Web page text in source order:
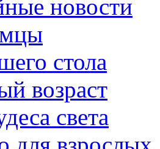
новости
стола
возраст
света